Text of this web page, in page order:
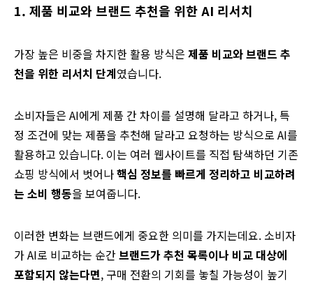
1. 제품 비교와 브랜드 추천을 위한AI 리서치
가장 높은 비중을 차지한 활용 방식은 제품 비교와 브랜드 추
천을 위한 리서치 단계였습니다.
소비자들은 AI에게 제품 간 차이를 설명해 달라고 하거나, 특
정 조건에 맞는 제품을 추천해 달라고 요청하는 방식으로 AI를
활용하고 있습니다. 이는 여러 웹사이트를 직접 탐색하던 기존
쇼핑 방식에서 벗어나핵심 정보를 빠르게 정리하고 비교하려
는 소비 행동을 보여줍니다.
이러한 변화는 브랜드에게 중요한 의미를 가지는데요. 소비자
가AI로 비교하는 순간브랜드가 추천 목록이나 비교 대상에
포함되지 않는다면, 구매 전환의 기회를 놓칠 가능성이 높기